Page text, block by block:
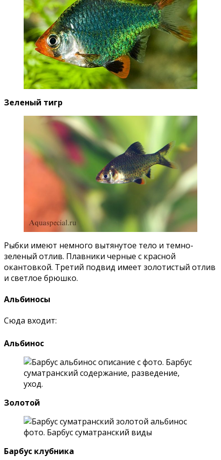
Зеленый тигр
Рыбки имеют немного вытянутое тело и темно-
зеленый отлив. Плавники черные с красной
окантовкой. Третий подвид имеет золотистый отлив
и светлое брюшко.
Альбиносы
Сюда входит:
Альбинос
Золотой
Барбус клубника